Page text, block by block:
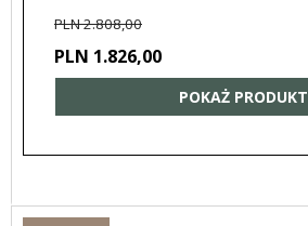
PLN 2.808,00
PLN 1.826,00
POKAŻ PRODUKT